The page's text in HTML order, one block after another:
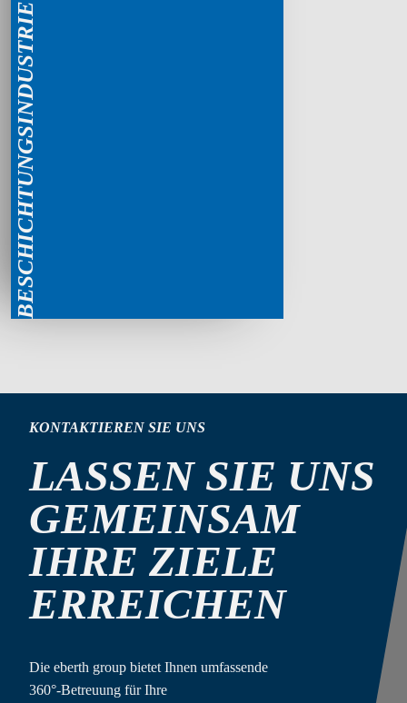
BESCHICHTUNGSINDUSTRIE
KONTAKTIEREN SIE UNS
LASSEN SIE UNS
GEMEINSAM
IHRE ZIELE
ERREICHEN
Die eberth group bietet Ihnen umfassende
360°-Betreuung für Ihre